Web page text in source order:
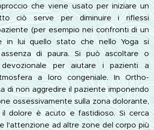
che viene usato per iniziare un
ciò serve per diminuire i riflessi
(per esempio nei confronti di un
in lui quello stato che nello Yoga si
di paura. Si può ascoltare o
devozionale per aiutare i pazienti a
a loro congeniale. In Ortho-
di non aggredire il paziente imponendo
ossessivamente sulla zona dolorante,
il dolore è acuto e fastidioso. Si cerca
l'attenzione ad altre zone del corpo più